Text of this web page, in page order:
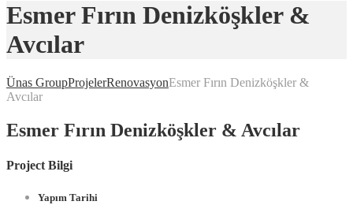
Esmer Fırın Denizköşkler &
Avcılar
Ünas GroupProjelerRenovasyonEsmer Fırın Denizköşkler &
Avcılar
Esmer Fırın Denizköşkler & Avcılar
Project Bilgi
Yapım Tarihi